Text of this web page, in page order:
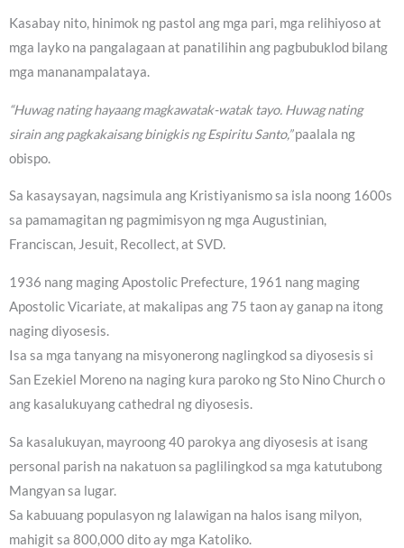
Kasabay nito, hinimok ng pastol ang mga pari, mga relihiyoso at
mga layko na pangalagaan at panatilihin ang pagbubuklod bilang
mga mananampalataya.
“Huwag nating hayaang magkawatak-watak tayo. Huwag nating
sirain ang pagkakaisang binigkis ng Espiritu Santo,”paalala ng
obispo.
Sa kasaysayan, nagsimula ang Kristiyanismo sa isla noong 1600s
sa pamamagitan ng pagmimisyon ng mga Augustinian,
Franciscan, Jesuit, Recollect, at SVD.
1936 nang maging Apostolic Prefecture, 1961 nang maging
Apostolic Vicariate, at makalipas ang 75 taon ay ganap na itong
naging diyosesis.
Isa sa mga tanyang na misyonerong naglingkod sa diyosesis si
San Ezekiel Moreno na naging kura paroko ng Sto Nino Church o
ang kasalukuyang cathedral ng diyosesis.
Sa kasalukuyan, mayroong 40 parokya ang diyosesis at isang
personal parish na nakatuon sa paglilingkod sa mga katutubong
Mangyan sa lugar.
Sa kabuuang populasyon ng lalawigan na halos isang milyon,
mahigit sa 800,000 dito ay mga Katoliko.